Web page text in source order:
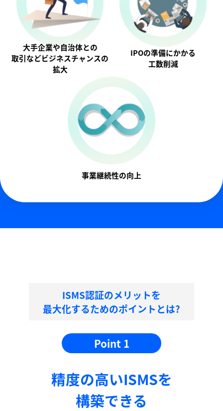
大手企業や自治体との
取引などビジネスチャンスの
拡大
IPOの準備にかかる
工数削減
事業継続性の向上
ISMS認証のメリットを
最大化するためのポイントとは?
Point 1
精度の⾼いISMSを
構築できる